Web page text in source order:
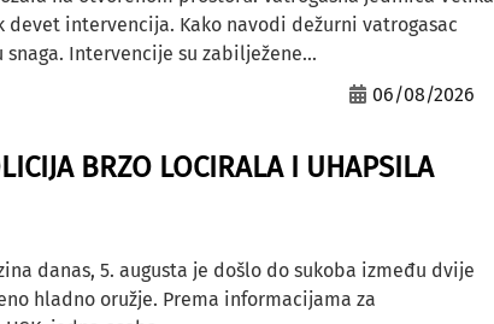
intervencija. Kako navodi dežurni vatrogasac
Intervencije su zabilježene...
06/08/2026
BRZO LOCIRALA I UHAPSILA
danas, 5. augusta je došlo do sukoba između dvije
hladno oružje. Prema informacijama za